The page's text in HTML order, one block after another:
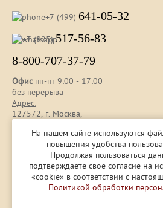
+7 (499) 641-05-32
+7 (925)517-56-83
8-800-707-37-79
Офиспн-пт 9:00 - 17:00
без перерыва
Адрес:
127572, г. Москва,
Представленная на сайте
характер и не является публичной
437 (2) ГК РФ.
На нашем сайте используются
повышения удобства
Продолжая пользоваться
подтверждаете свое согласие на
«cookie» в соответствии с
Политикой обработки